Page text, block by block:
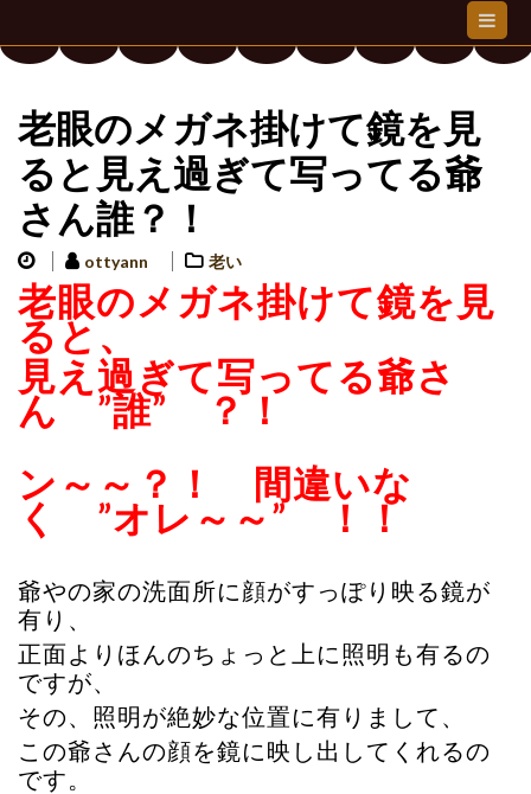
老眼のメガネ掛けて鏡を見
ると見え過ぎて写ってる爺
さん誰？！
ottyann 老い
老眼のメガネ掛けて鏡を見
ると、
見え過ぎて写ってる爺さ
ん ”誰” ？！
ン～～？！ 間違いな
く ”オレ～～”！！
爺やの家の洗面所に顔がすっぽり映る鏡が
有り、
正面よりほんのちょっと上に照明も有るの
ですが、
その、照明が絶妙な位置に有りまして、
この爺さんの顔を鏡に映し出してくれるの
です。